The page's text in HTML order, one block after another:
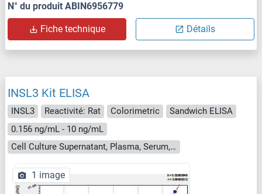
N° du produit ABIN6956779
Fiche technique Détails
INSL3 Kit ELISA
INSL3 Reactivité: Rat Colorimetric
Sandwich ELISA
0.156 ng/mL - 10 ng/mL
Cell Culture Supernatant, Plasma, Serum, Tissue Homogenate
1 image